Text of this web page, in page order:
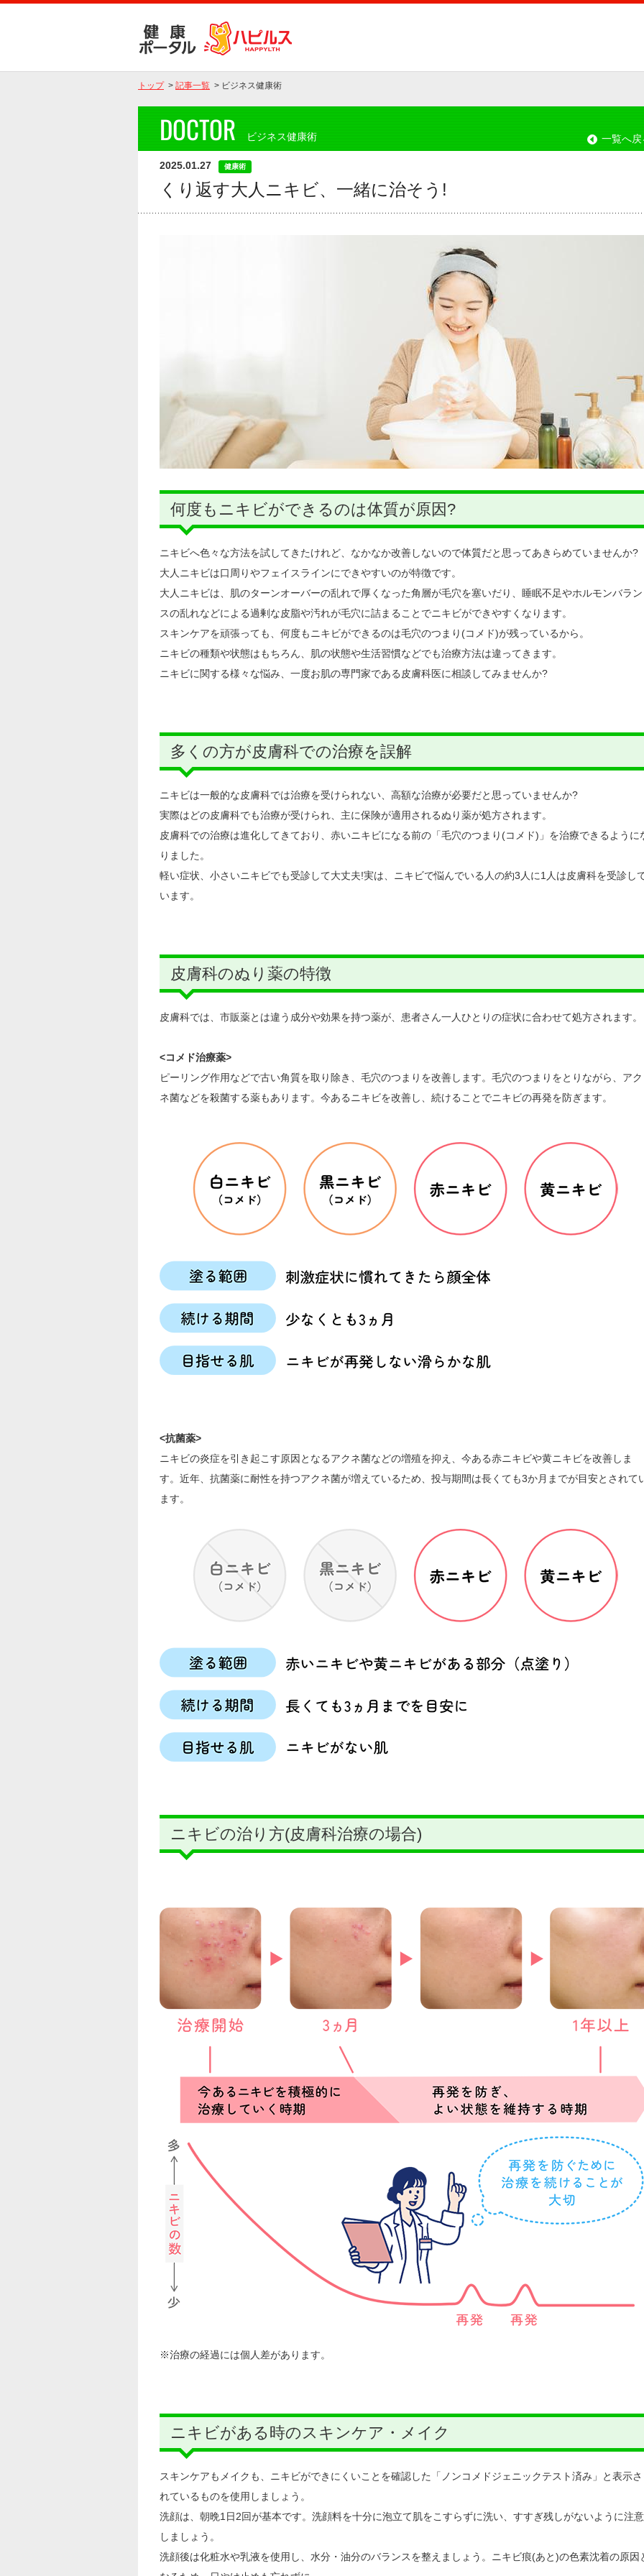
トップ > 記事一覧 > ビジネス健康術
DOCTOR ビジネス健康術 一覧へ戻
2025.01.27 健康術
くり返す大人ニキビ、一緒に治そう!
何度もニキビができるのは体質が原因?
ニキビへ色々な方法を試してきたけれど、なかなか改善しないので体質だと思ってあきらめていませんか?
大人ニキビは口周りやフェイスラインにできやすいのが特徴です。
大人ニキビは、肌のターンオーバーの乱れで厚くなった角層が毛穴を塞いだり、睡眠不足やホルモンバラン
スの乱れなどによる過剰な皮脂や汚れが毛穴に詰まることでニキビができやすくなります。
スキンケアを頑張っても、何度もニキビができるのは毛穴のつまり(コメド)が残っているから。
ニキビの種類や状態はもちろん、肌の状態や生活習慣などでも治療方法は違ってきます。
ニキビに関する様々な悩み、一度お肌の専門家である皮膚科医に相談してみませんか?
多くの方が皮膚科での治療を誤解
ニキビは一般的な皮膚科では治療を受けられない、高額な治療が必要だと思っていませんか?
実際はどの皮膚科でも治療が受けられ、主に保険が適用されるぬり薬が処方されます。
皮膚科での治療は進化してきており、赤いニキビになる前の「毛穴のつまり(コメド)」を治療できるように
りました。
軽い症状、小さいニキビでも受診して大丈夫!実は、ニキビで悩んでいる人の約3人に1人は皮膚科を受診し
います。
皮膚科のぬり薬の特徴
皮膚科では、市販薬とは違う成分や効果を持つ薬が、患者さん一人ひとりの症状に合わせて処方されます。
<コメド治療薬>
ピーリング作用などで古い角質を取り除き、毛穴のつまりを改善します。毛穴のつまりをとりながら、アク
ネ菌などを殺菌する薬もあります。今あるニキビを改善し、続けることでニキビの再発を防ぎます。
<抗菌薬>
ニキビの炎症を引き起こす原因となるアクネ菌などの増殖を抑え、今ある赤ニキビや黄ニキビを改善しま
す。近年、抗菌薬に耐性を持つアクネ菌が増えているため、投与期間は長くても3か月までが目安とされて
ます。
ニキビの治り方(皮膚科治療の場合)
※治療の経過には個人差があります。
ニキビがある時のスキンケア・メイク
スキンケアもメイクも、ニキビができにくいことを確認した「ノンコメドジェニックテスト済み」と表示さ
れているものを使用しましょう。
洗顔は、朝晩1日2回が基本です。洗顔料を十分に泡立て肌をこすらずに洗い、すすぎ残しがないように注意
しましょう。
洗顔後は化粧水や乳液を使用し、水分・油分のバランスを整えましょう。ニキビ痕(あと)の色素沈着の原因